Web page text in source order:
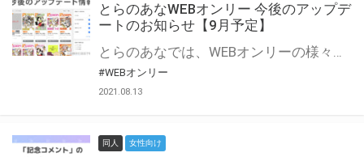
とらのあなWEBオンリー 今後のアップデ
ートのお知らせ【9月予定】
とらのあなでは、WEBオンリーの様々な支援を実施しています。 今回は2021年9月に実装を予定しているアップデート情報についてご紹介いたします。 とらのあなWEBオンリーサイトはこちら
#WEBオンリー
2021.08.13
同人 女性向け